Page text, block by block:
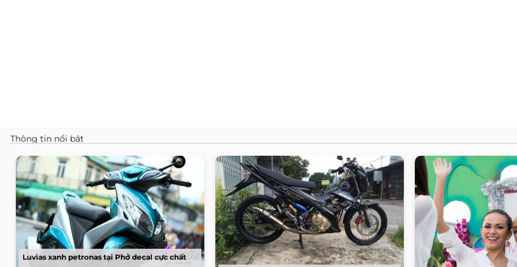
Thông tin nổi bật
Luvias xanh petronas tại Phở decal cực chất